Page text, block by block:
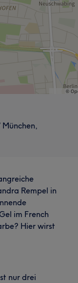
Rempel in
im French
Hier wirst
nur drei